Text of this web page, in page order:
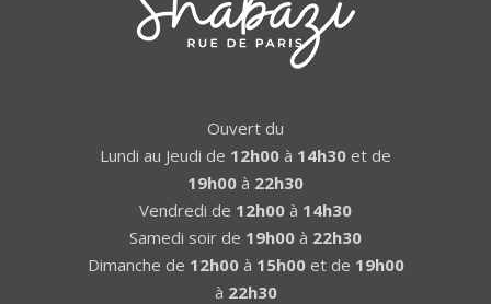
Ouvert du
Lundi au Jeudi de 12h00 à 14h30 et de
19h00 à 22h30
Vendredi de 12h00 à 14h30
Samedi soir de 19h00 à 22h30
Dimanche de 12h00à 15h00et de 19h00
à 22h30